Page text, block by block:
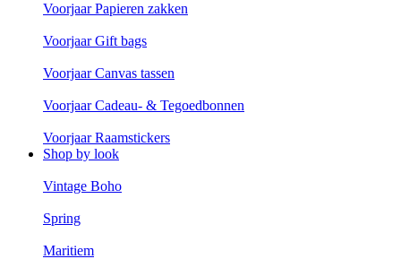
Voorjaar Papieren zakken
Voorjaar Gift bags
Voorjaar Canvas tassen
Voorjaar Cadeau- & Tegoedbonnen
Voorjaar Raamstickers
Shop by look
Vintage Boho
Spring
Maritiem